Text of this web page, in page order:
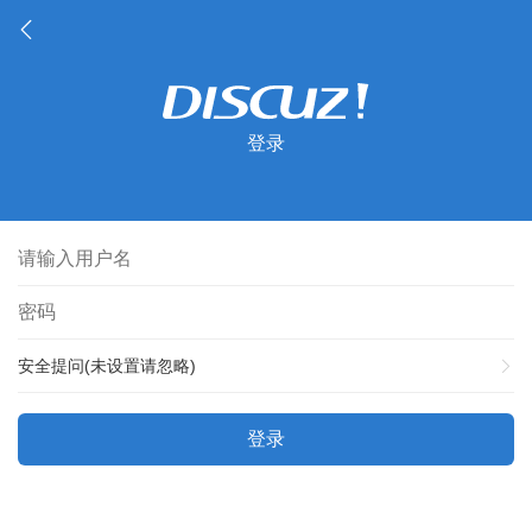
登录
安全提问(未设置请忽略)
登录